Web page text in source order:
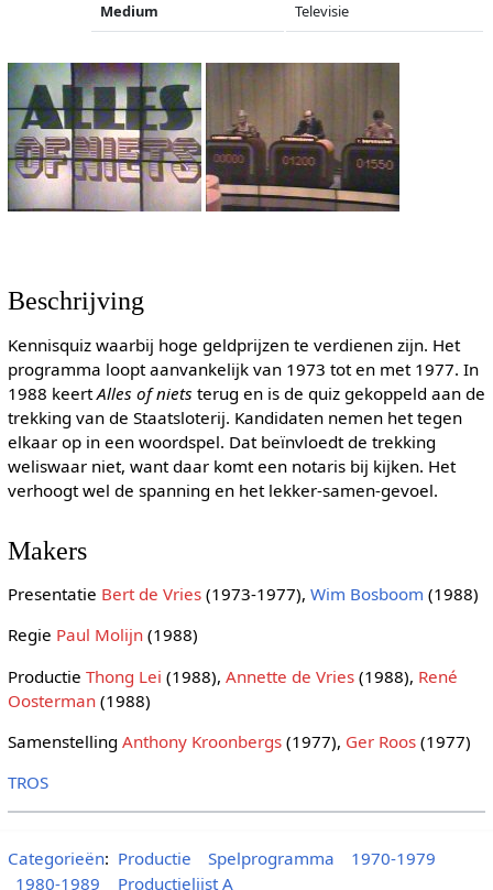
Medium Televisie
Beschrijving
Kennisquiz waarbij hoge geldprijzen te verdienen zijn. Het
programma loopt aanvankelijk van 1973 tot en met 1977. In
1988 keertAlles of niets terug en is de quiz gekoppeld aan de
trekking van de Staatsloterij. Kandidaten nemen het tegen
elkaar op in een woordspel. Dat beïnvloedt de trekking
weliswaar niet, want daar komt een notaris bij kijken. Het
verhoogt wel de spanning en het lekker-samen-gevoel.
Makers
Presentatie Bert de Vries(1973-1977), Wim Bosboom (1988)
Regie Paul Molijn(1988)
Productie Thong Lei (1988), Annette de Vries(1988), René
Oosterman(1988)
Samenstelling Anthony Kroonbergs(1977), Ger Roos(1977)
TROS
Categorieën: Productie Spelprogramma
1970-1979
1980-1989
Productielijst A